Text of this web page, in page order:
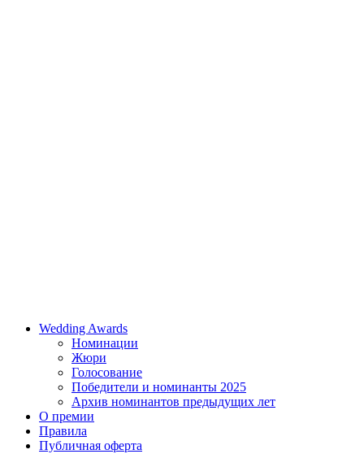
Wedding Awards
Номинации
Жюри
Голосование
Победители и номинанты 2025
Архив номинантов предыдущих лет
О премии
Правила
Публичная оферта